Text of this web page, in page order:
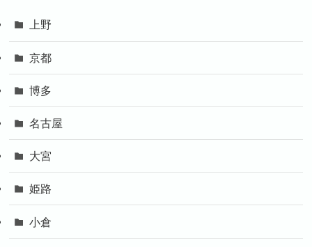
上野
京都
博多
名古屋
大宮
姫路
小倉